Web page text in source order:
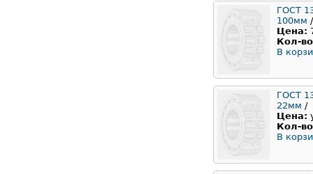
ГОСТ
100мм /
Цена:
Кол-
В
ГОСТ
22мм /
Цена:
Кол-
В